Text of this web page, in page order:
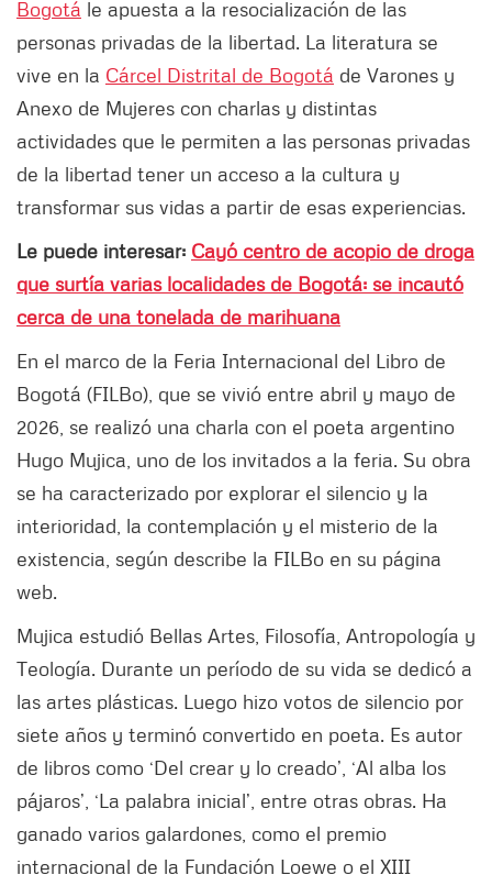
Bogotá le apuesta a la resocialización de las
personas privadas de la libertad. La literatura se
vive en la Cárcel Distrital de Bogotá de Varones y
Anexo de Mujeres con charlas y distintas
actividades que le permiten a las personas privadas
de la libertad tener un acceso a la cultura y
transformar sus vidas a partir de esas experiencias.
Le puede interesar: Cayó centro de acopio de droga
que surtía varias localidades de Bogotá: se incautó
cerca de una tonelada de marihuana
En el marco de la Feria Internacional del Libro de
Bogotá (FILBo), que se vivió entre abril y mayo de
2026, se realizó una charla con el poeta argentino
Hugo Mujica, uno de los invitados a la feria. Su obra
se ha caracterizado por explorar el silencio y la
interioridad, la contemplación y el misterio de la
existencia, según describe la FILBo en su página
web.
Mujica estudió Bellas Artes, Filosofía, Antropología y
Teología. Durante un período de su vida se dedicó a
las artes plásticas. Luego hizo votos de silencio por
siete años y terminó convertido en poeta. Es autor
de libros como ‘Del crear y lo creado’, ‘Al alba los
pájaros’, ‘La palabra inicial’, entre otras obras. Ha
ganado varios galardones, como el premio
internacional de la Fundación Loewe o el XIII